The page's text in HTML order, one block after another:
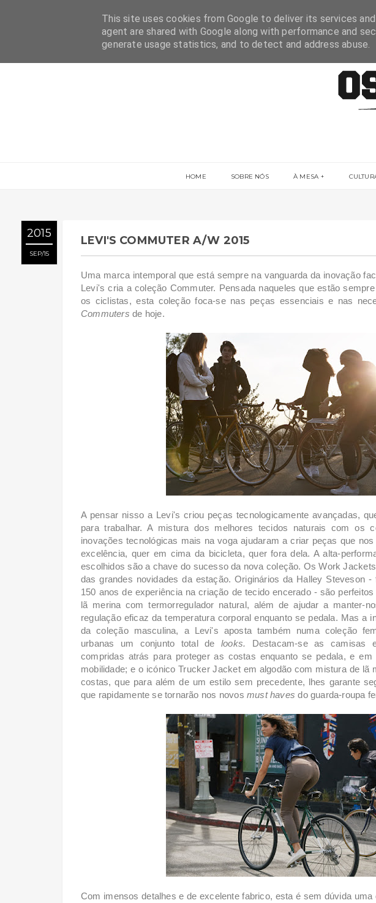
HOME SOBRE NÓS À MESA
2015
SEP 15
LEVI'S COMMUTER A/W 2015
Uma marca intemporal que está sempre na vanguarda da inovação
Levi's cria a coleção Commuter. Pensada naqueles que estão
os ciclistas, esta coleção foca-se nas peças essenciais e nas
Commutersde hoje.
A pensar nisso a Levi's criou peças tecnologicamente avançadas,
para trabalhar. A mistura dos melhores tecidos naturais com os
inovações tecnológicas mais na voga ajudaram a criar peças que
excelência, quer em cima da bicicleta, quer fora dela. A alta-
escolhidos são a chave do sucesso da nova coleção. Os Work
das grandes novidades da estação. Originários da Halley Steveson
150 anos de experiência na criação de tecido encerado - são
lã merina com termorregulador natural, além de ajudar a manter-
regulação eficaz da temperatura corporal enquanto se pedala. Mas a
da coleção masculina, a Levi's aposta também numa coleção
urbanas um conjunto total de looks. Destacam-se as camisas
compridas atrás para proteger as costas enquanto se pedala, e em
mobilidade; e o icónico Trucker Jacket em algodão com mistura de lã
costas, que para além de um estilo sem precedente, lhes garante
que rapidamente se tornarão nos novos must haves do guarda-roupa
Com imensos detalhes e de excelente fabrico, esta é sem dúvida
This site uses cookies from Google to deliver its services
agent are shared with Google along with performance and
generate usage statistics, and to detect and address abuse.